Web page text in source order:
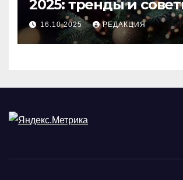
2025: тренды и
идеального
16.10.2025 РЕДАКЦИЯ